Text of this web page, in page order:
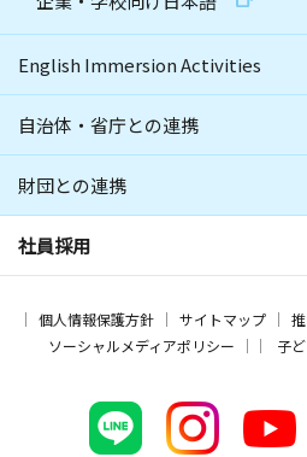
English Immersion Activities
自治体・省庁との連携
財団との連携
社員採用
個人情報保護方針 サイトマップ
ソーシャルメディアポリシー
子